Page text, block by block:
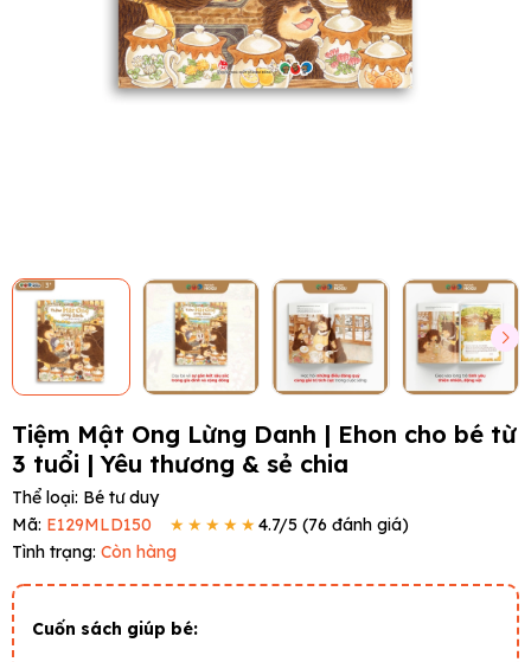
Tiệm Mật Ong Lừng Danh | Ehon cho bé từ
3 tuổi | Yêu thương & sẻ chia
Thể loại: Bé tư duy
Mã: E129MLD150 ★★★★★4.7/5 (76 đánh giá)
Tình trạng: Còn hàng
Cuốn sách giúp bé: